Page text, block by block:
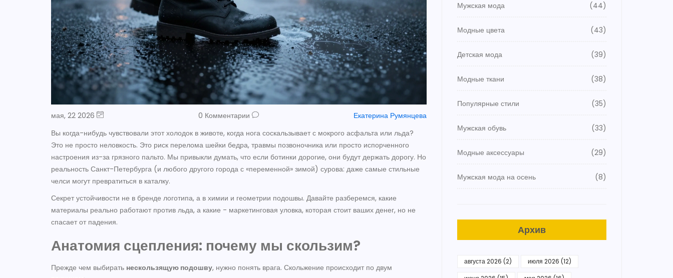
мая, 22 2026 0 Комментарии
Екатерина Румянцева
Вы когда-нибудь чувствовали этот холодок в животе, когда нога соскальзывает с мокрого асфальта или льда?
Это не просто неловкость. Это риск перелома шейки бедра, травмы позвоночника или просто испорченного
настроения из-за грязного пальто. Мы привыкли думать, что если ботинки дорогие, они будут держать дорогу. Но
реальность Санкт-Петербурга (и любого другого города с «переменной» зимой) сурова: даже самые стильные
челси могут превратиться в каталку.
Секрет устойчивости не в бренде логотипа, а в химии и геометрии подошвы. Давайте разберемся, какие
материалы реально работают против льда, а какие - маркетинговая уловка, которая стоит ваших денег, но не
спасает от падения.
Анатомия сцепления: почему мы скользим?
Прежде чем выбирать нескользящую подошву, нужно понять врага. Скольжение происходит по двум
Мужская мода (44)
Модные цвета (43)
Детская мода (39)
Модные ткани (38)
Популярные стили (35)
Мужская обувь (33)
Модные аксессуары (29)
Мужская мода на осень (8)
Архив
августа 2026 (2) июля 2026 (12)